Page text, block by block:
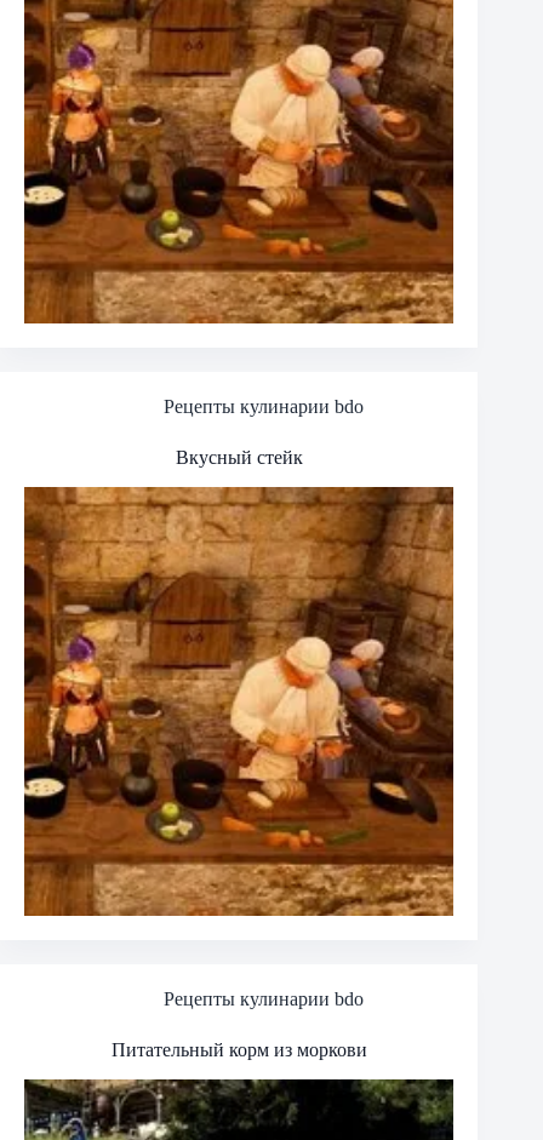
Рецепты кулинарии bdo
Вкусный стейк
Рецепты кулинарии bdo
Питательный корм из моркови